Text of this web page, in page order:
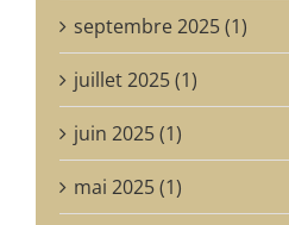
septembre 2025 (1)
juillet 2025 (1)
juin 2025 (1)
mai 2025 (1)